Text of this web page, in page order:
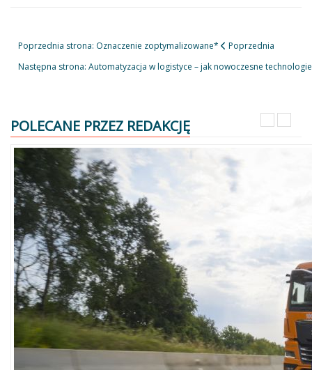
Poprzednia strona: Oznaczenie zoptymalizowane*
Poprzednia
Następna strona: Automatyzacja w logistyce – jak nowoczesne
POLECANE PRZEZ REDAKCJĘ